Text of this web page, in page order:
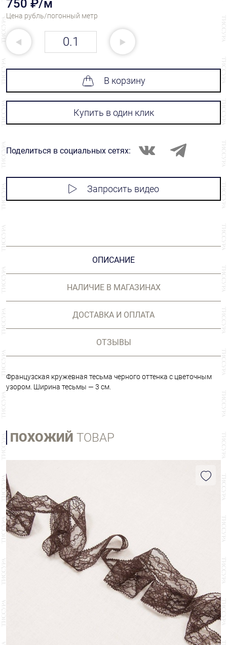
750 ₽/м
Цена рубль/погонный метр
В корзину
Купить в один клик
Поделиться в социальных сетях:
Запросить видео
ОПИСАНИЕ
НАЛИЧИЕ В МАГАЗИНАХ
ДОСТАВКА И ОПЛАТА
ОТЗЫВЫ
Французская кружевная тесьма черного оттенка с цветочным
узором. Ширина тесьмы — 3 см.
ПОХОЖИЙ ТОВАР